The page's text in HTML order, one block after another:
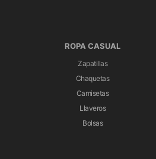
ROPA CASUAL
Zapatillas
Chaquetas
Camisetas
Llaveros
Bolsas